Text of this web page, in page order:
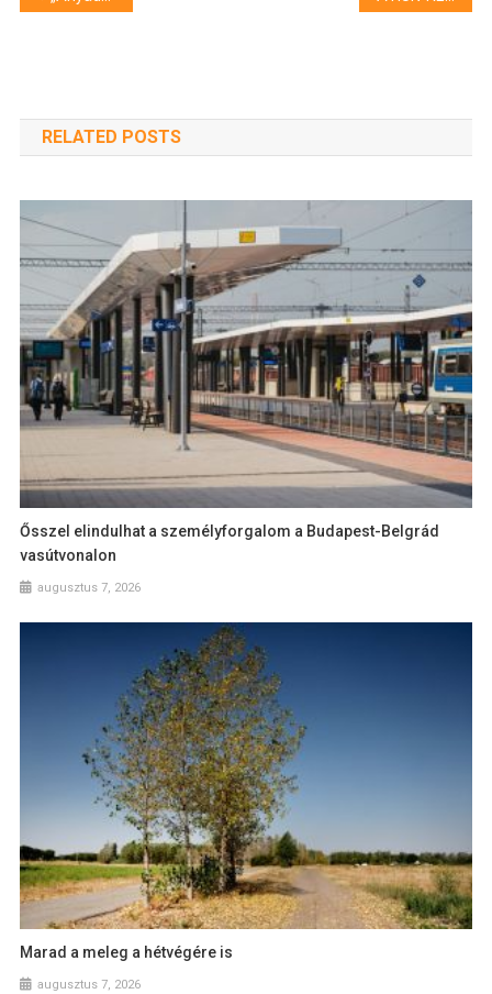
RELATED POSTS
Ősszel elindulhat a személyforgalom a Budapest-Belgrád
vasútvonalon
augusztus 7, 2026
Marad a meleg a hétvégére is
augusztus 7, 2026